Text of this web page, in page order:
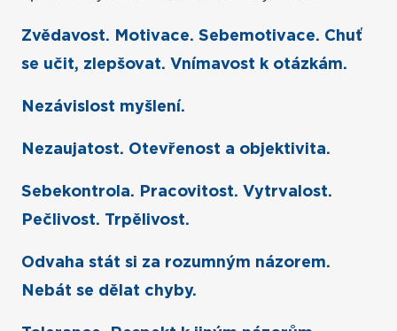
Zvědavost. Motivace. Sebemotivace. Chuť
se učit, zlepšovat. Vnímavost k otázkám.
Nezávislost myšlení.
Nezaujatost. Otevřenost a objektivita.
Sebekontrola. Pracovitost. Vytrvalost.
Pečlivost. Trpělivost.
Odvaha stát si za rozumným názorem.
Nebát se dělat chyby.